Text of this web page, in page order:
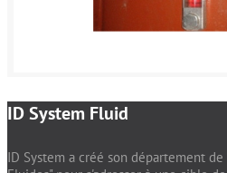
ID System Fluid
ID System a créé son département